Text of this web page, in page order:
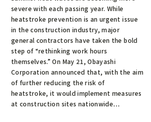
severe with each passing year. While
heatstroke prevention is an urgent issue
in the construction industry, major
general contractors have taken the bold
step of “rethinking work hours
themselves.” On May 21, Obayashi
Corporation announced that, with the aim
of further reducing the risk of
heatstroke, it would implement measures
at construction sites nationwide…